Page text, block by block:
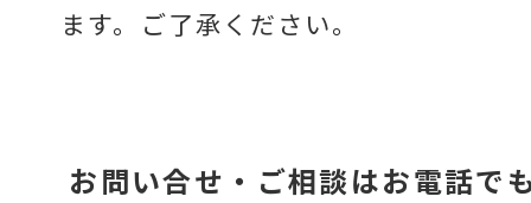
ます。ご了承ください。
お問い合せ・ご相談はお電話で